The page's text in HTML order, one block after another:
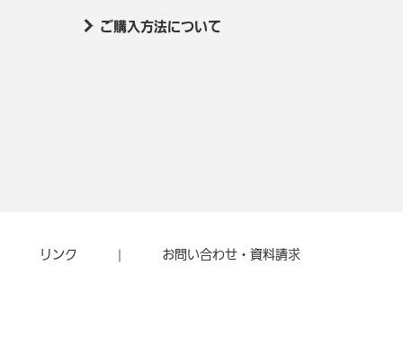
ご購入方法について
リンク お問い合わせ・資料請求